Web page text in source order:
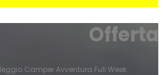
Camper Avventura Full Week